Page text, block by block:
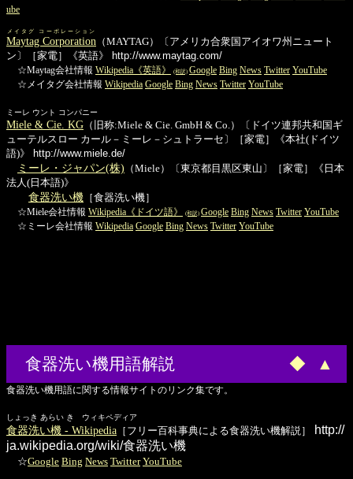
ube
Maytag Corporation
メイタグ コーポレーション
（MAYTAG）〔アメリカ合衆国アイオワ州ニュート
ン〕［家電］《英語》
http://www.maytag.com/
☆Maytag会社情報 Wikipedia《英語》 (和訳) Google Bing News Twitter YouTube
☆メイタグ会社情報 Wikipedia Google Bing News Twitter YouTube
ミーレ ウント コンパニー
Miele & Cie. KG （旧称:Miele & Cie. GmbH & Co.）〔ドイツ連邦共和国ギ
ューテルスロー カール－ミーレ－シュトラーセ〕［家電］《本社(ドイツ
語)》
http://www.miele.de/
ミーレ・ジャパン(株) （Miele）〔東京都目黒区東山〕［家電］《日本
法人(日本語)》
食器洗い機 ［食器洗い機］
☆Miele会社情報 Wikipedia《ドイツ語》 (和訳) Google Bing News Twitter YouTube
☆ミーレ会社情報 Wikipedia Google Bing News Twitter YouTube
食器洗い機用語解説 ◆ ▲
食器洗い機用語に関する情報サイトのリンク集です。
しょっき あらい き ウィキペディア
食器洗い機 - Wikipedia ［フリー百科事典による食器洗い機解説］
http://
ja.wikipedia.org/wiki/食器洗い機
☆Google Bing News Twitter YouTube